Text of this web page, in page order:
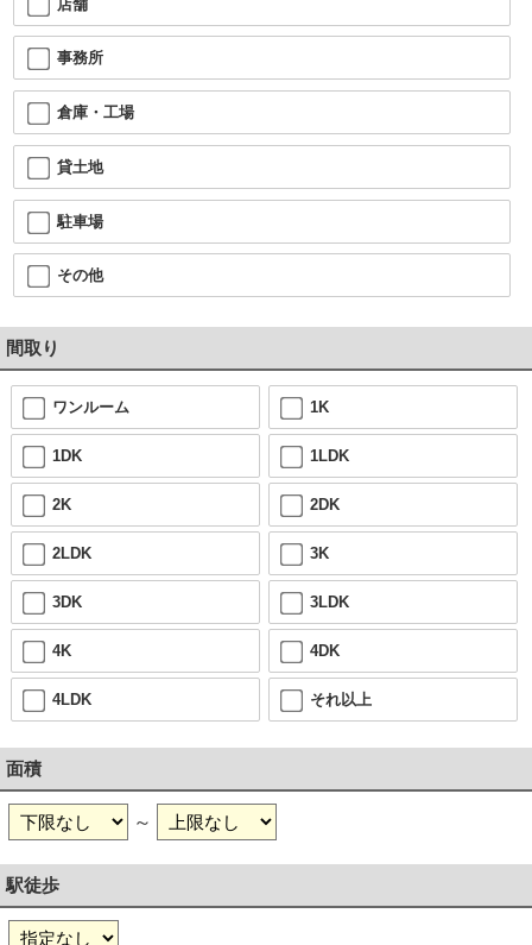
店舗
事務所
倉庫・工場
貸土地
駐車場
その他
間取り
ワンルーム 1K
1DK 1LDK
2K 2DK
2LDK 3K
3DK 3LDK
4K 4DK
4LDK それ以上
面積
～
駅徒歩